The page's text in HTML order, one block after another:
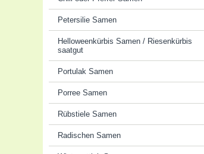
Petersilie Samen
Helloweenkürbis Samen / Riesenkürbis
saatgut
Portulak Samen
Porree Samen
Rübstiele Samen
Radischen Samen